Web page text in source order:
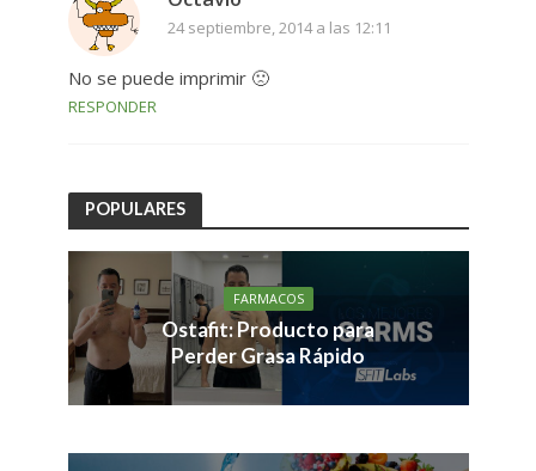
24 septiembre, 2014 a las 12:11
No se puede imprimir 🙁
RESPONDER
POPULARES
FARMACOS
Ostafit: Producto para
Perder Grasa Rápido